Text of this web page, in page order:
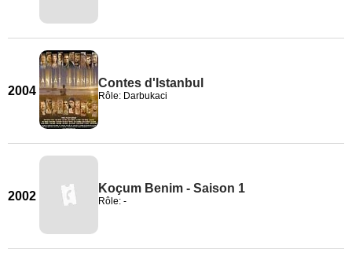
2004
Contes d'Istanbul
Rôle: Darbukaci
2002
Koçum Benim - Saison 1
Rôle: -